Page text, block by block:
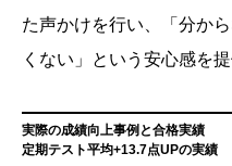
た声かけを行い、「分か
くない」という安心感を提
実際の成績向上事例と合格実績
定期テスト平均+13.7点UPの実績